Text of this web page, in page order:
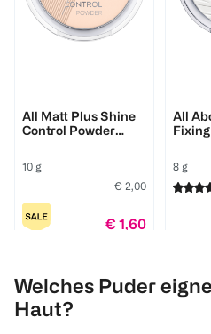
All Matt Plus Shine
Control Powder
10 g
€ 2,00
€ 1,60
All
8 g
Welches Puder
Haut?